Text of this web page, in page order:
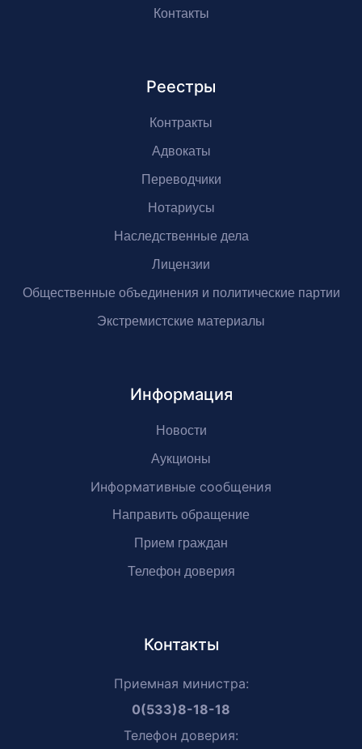
Контакты
Реестры
Контракты
Адвокаты
Переводчики
Нотариусы
Наследственные дела
Лицензии
Общественные объединения и политические партии
Экстремистские материалы
Информация
Новости
Аукционы
Информативные сообщения
Направить обращение
Прием граждан
Телефон доверия
Контакты
Приемная министра:
0(533)8-18-18
Телефон доверия: